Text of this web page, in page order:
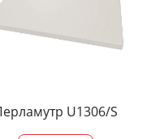
U1306/S